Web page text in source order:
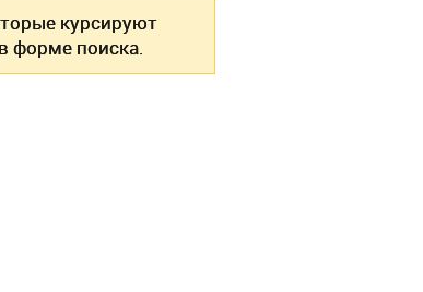
курсируют
форме поиска.